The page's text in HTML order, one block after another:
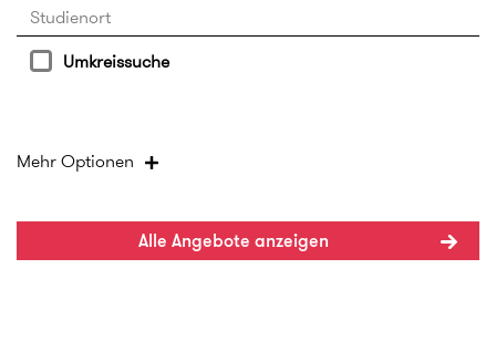
Umkreissuche
Zulassungsmodus
MehrOptionen
Alle Angebote anzeigen